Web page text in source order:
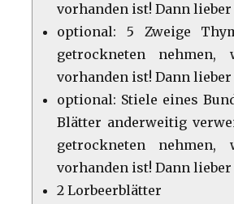
vorhanden ist! Dann lieber
optional: 5 Zweige
getrockneten nehmen,
vorhanden ist! Dann lieber
optional: Stiele eines
Blätter anderweitig
getrockneten nehmen,
vorhanden ist! Dann lieber
2 Lorbeerblätter